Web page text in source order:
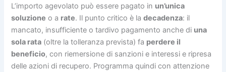
L’importo agevolato può essere pagato in un’unica
soluzione o a rate. Il punto critico è ladecadenza: il
mancato, insufficiente o tardivo pagamento anche di una
sola rata (oltre la tolleranza prevista) fa perdere il
beneficio, con riemersione di sanzioni e interessi e ripresa
delle azioni di recupero. Programma quindi con attenzione